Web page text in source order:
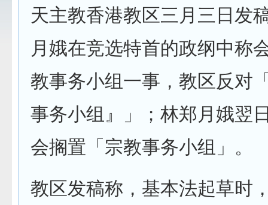
天主教香港教区三月三日发
月娥在竞选特首的政纲中称
教事务小组一事，教区反对
事务小组』」；林郑月娥翌
会搁置「宗教事务小组」。
教区发稿称，基本法起草时